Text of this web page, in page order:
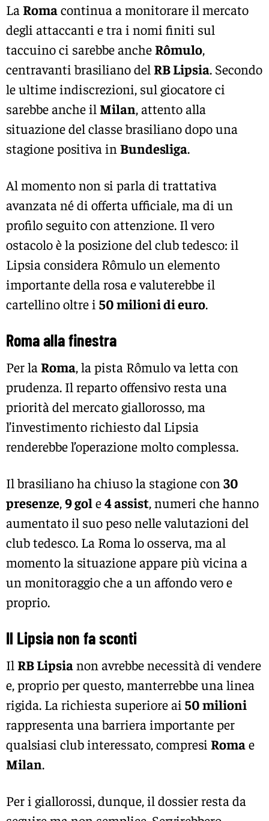
La Romacontinua a monitorare il mercato
degli attaccanti e tra i nomi finiti sul
taccuino ci sarebbe ancheRômulo,
centravanti brasiliano del RB Lipsia. Secondo
le ultime indiscrezioni, sul giocatore ci
sarebbe anche il Milan, attento alla
situazione del classe brasiliano dopo una
stagione positiva in Bundesliga.
Al momento non si parla di trattativa
avanzata né di offerta ufficiale, ma di un
profilo seguito con attenzione. Il vero
ostacolo è la posizione del club tedesco: il
Lipsia considera Rômulo un elemento
importante della rosa e valuterebbe il
cartellino oltre i 50 milioni di euro.
Roma alla finestra
Per la Roma, la pista Rômulo va letta con
prudenza. Il reparto offensivo resta una
priorità del mercato giallorosso, ma
l’investimento richiesto dal Lipsia
renderebbe l’operazione molto complessa.
Il brasiliano ha chiuso la stagione con 30
presenze,9 gole4 assist, numeri che hanno
aumentato il suo peso nelle valutazioni del
club tedesco. La Roma lo osserva, ma al
momento la situazione appare più vicina a
un monitoraggio che a un affondo vero e
proprio.
Il Lipsia non fa sconti
Il RB Lipsianon avrebbe necessità di vendere
e, proprio per questo, manterrebbe una linea
rigida. La richiesta superiore ai 50 milioni
rappresenta una barriera importante per
qualsiasi club interessato, compresi Romae
Milan.
Per i giallorossi, dunque, il dossier resta da